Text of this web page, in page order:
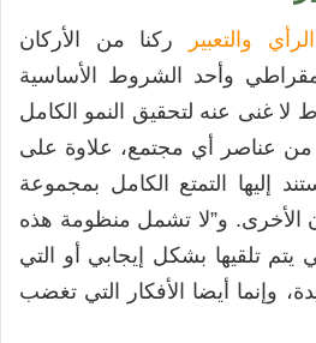
والتعبير
ركنا من الأركان
وأحد الشروط الأساسية
لا غنى عنه لتحقيق النمو الكامل
عناصر أي مجتمع، علاوة على
إليها التمتع الكامل بمجموعة
الأخرى. و”لا تشمل منظومة هذه
يتم تلقيها بشكل إيجابي أو التي
وإنما أيضا الأفكار التي تغضب